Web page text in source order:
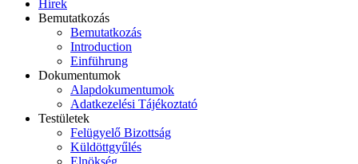
Hírek
Bemutatkozás
Bemutatkozás
Introduction
Einführung
Dokumentumok
Alapdokumentumok
Adatkezelési Tájékoztató
Testületek
Felügyelő Bizottság
Küldöttgyűlés
Elnökség